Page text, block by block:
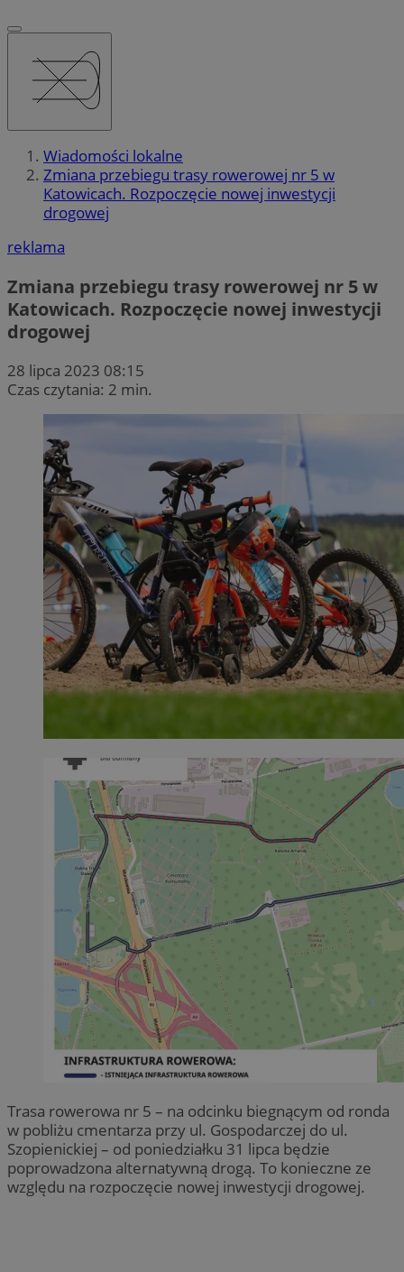
Wiadomości lokalne
Zmiana przebiegu trasy rowerowej nr 5 w
Katowicach. Rozpoczęcie nowej inwestycji
drogowej
reklama
Zmiana przebiegu trasy rowerowej nr 5 w
Katowicach. Rozpoczęcie nowej inwestycji
drogowej
28 lipca 2023 08:15
Czas czytania: 2 min.
Trasa rowerowa nr 5 – na odcinku biegnącym od ronda
w pobliżu cmentarza przy ul. Gospodarczej do ul.
Szopienickiej – od poniedziałku 31 lipca będzie
poprowadzona alternatywną drogą. To konieczne ze
względu na rozpoczęcie nowej inwestycji drogowej.